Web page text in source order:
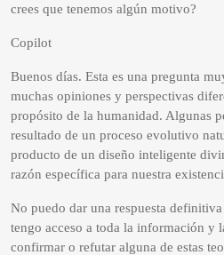
crees que tenemos algún motivo?
Copilot
Buenos días. Esta es una pregunta
muchas opiniones y perspectivas
propósito de la humanidad. Algunas
resultado de un proceso evolutivo
producto de un diseño inteligente
razón específica para nuestra
No puedo dar una respuesta
tengo acceso a toda la información y
confirmar o refutar alguna de estas